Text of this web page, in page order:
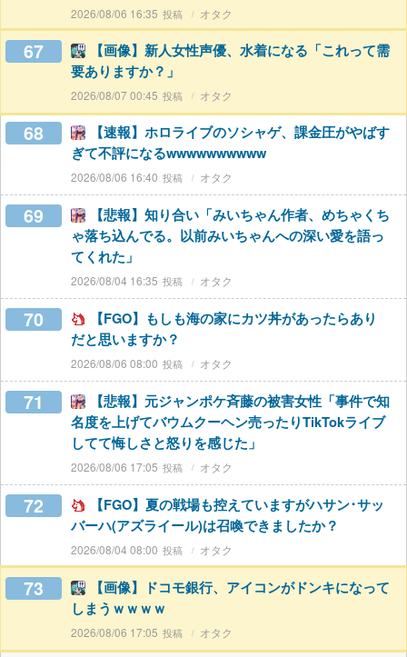
2026/08/06 16:35 オタク
67
【画像】新人女性声優、水着になる「これって需
要ありますか？」
2026/08/07 00:45 オタク
68
【速報】ホロライブのソシャゲ、課金圧がやばす
ぎて不評になるwwwwwwwwww
2026/08/06 16:40 オタク
69
【悲報】知り合い「みいちゃん作者、めちゃくち
ゃ落ち込んでる。以前みいちゃんへの深い愛を語っ
てくれた」
2026/08/04 16:35 オタク
70
【FGO】もしも海の家にカツ丼があったらあり
だと思いますか？
2026/08/06 08:00 オタク
71
【悲報】元ジャンポケ斉藤の被害女性「事件で知
名度を上げてバウムクーヘン売ったりTikTokライブ
してて悔しさと怒りを感じた」
2026/08/06 17:05 オタク
72
【FGO】夏の戦場も控えていますがハサン･サッ
バーハ(アズライール)は召喚できましたか？
2026/08/04 08:00 オタク
73
【画像】ドコモ銀行、アイコンがドンキになって
しまうｗｗｗｗ
2026/08/06 17:05 オタク